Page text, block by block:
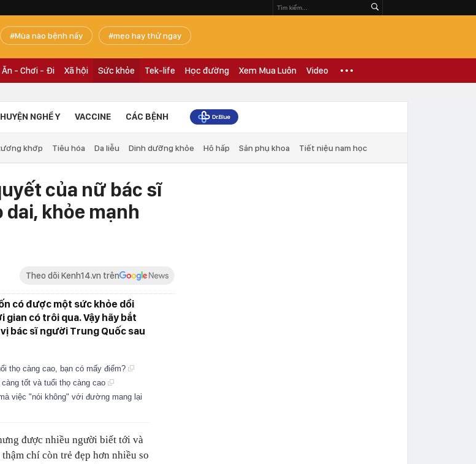
Mùa nào bệnh nấy mẹo hay thử ngay
Ăn - Chơi - Đi Xã hội Sức khỏe Tek-life Học đường Xem Mua Luôn Video
NGHỀ Y VACCINE CÁC BỆNH
khớp Tiêu hóa Da liễu Dinh dưỡng khỏe Hô hấp Sản phụ khoa Tiết niệu nam học
của nữ bác sĩ
khỏe mạnh
Theo dõi Kenh14.vn trên
có được một sức khỏe dồi
có trôi qua. Vậy hãy bắt
bác sĩ người Trung Quốc sau
thọ càng cao, bạn có mấy điểm?
tốt và tuổi thọ càng cao
việc "nói không" với đường mang lại
được nhiều người biết tới và
chí còn trẻ đẹp hơn nhiều so